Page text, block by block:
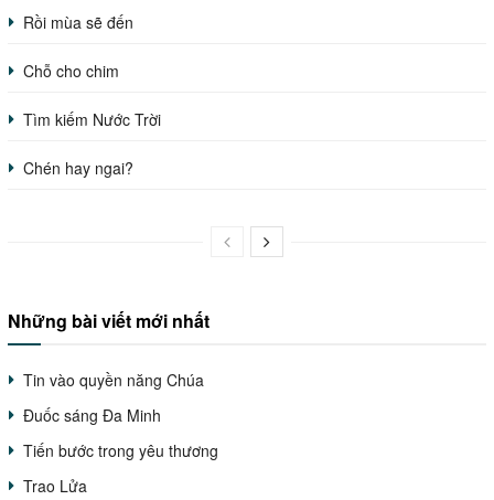
Rồi mùa sẽ đến
Chỗ cho chim
Tìm kiếm Nước Trời
Chén hay ngai?
Những bài viết mới nhất
Tin vào quyền năng Chúa
Đuốc sáng Đa Minh
Tiến bước trong yêu thương
Trao Lửa